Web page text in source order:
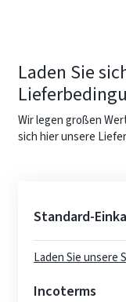
Laden Sie
Wir legen großen
sich hier unsere
Standard-
Laden Sie unsere
Incoterms